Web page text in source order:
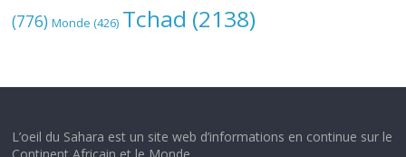
(776) Monde (426) Tchad (2138)
L’oeil du Sahara est un site web d’informations en continue sur le